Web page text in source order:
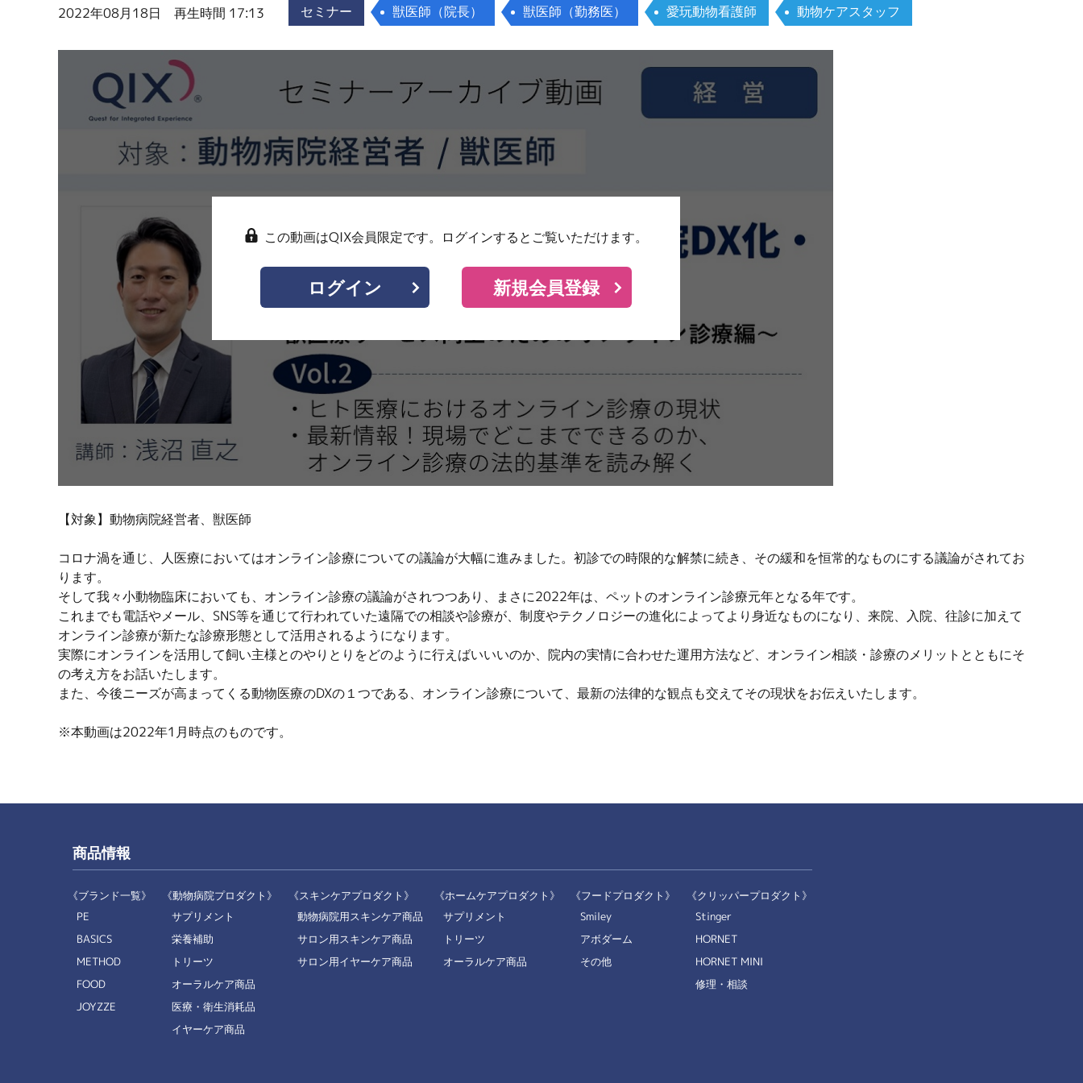
2022年08月18日 再生時間 17:13 セミナー 獣医師（院長） 獣医師（勤務医） 愛玩動物看護師 動物ケアスタッフ
この動画はQIX会員限定です。 ログインするとご覧いただけます。
ログイン 新規会員登録
【対象】動物病院経営者、獣医師
コロナ渦を通じ、人医療においてはオンライン診療についての議論が大幅に進みました。初診での時限的な解禁に続き、その緩和を恒常的なものにする議論がされてお
ります。
そして我々小動物臨床においても、オンライン診療の議論がされつつあり、まさに2022年は、ペットのオンライン診療元年となる年です。
これまでも電話やメール、SNS等を通じて行われていた遠隔での相談や診療が、制度やテクノロジーの進化によってより身近なものになり、来院、入院、往診に加えて
オンライン診療が新たな診療形態として活用されるようになります。
実際にオンラインを活用して飼い主様とのやりとりをどのように行えばいいいのか、院内の実情に合わせた運用方法など、オンライン相談・診療のメリットとともにそ
の考え方をお話いたします。
また、今後ニーズが高まってくる動物医療のDXの１つである、オンライン診療について、最新の法律的な観点も交えてその現状をお伝えいたします。
※本動画は2022年1月時点のものです。
商品情報
《ブランド一覧》
PE
BASICS
METHOD
FOOD
JOYZZE
《動物病院プロダクト》
サプリメント
栄養補助
トリーツ
オーラルケア商品
医療・衛生消耗品
イヤーケア商品
《スキンケアプロダクト》
動物病院用スキンケア商品
サロン用スキンケア商品
サロン用イヤーケア商品
《ホームケアプロダクト》
サプリメント
トリーツ
オーラルケア商品
《フードプロダクト》
Smiley
アボダーム
その他
《クリッパープロダクト》
Stinger
HORNET
HORNET MINI
修理・相談